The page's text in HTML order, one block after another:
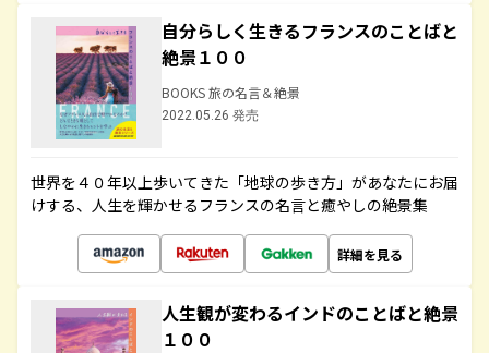
自分らしく生きるフランスのことばと
絶景１００
BOOKS 旅の名言＆絶景
2022.05.26 発売
世界を４０年以上歩いてきた「地球の歩き方」があなたにお届
けする、人生を輝かせるフランスの名言と癒やしの絶景集
詳細を見る
人生観が変わるインドのことばと絶景
１００